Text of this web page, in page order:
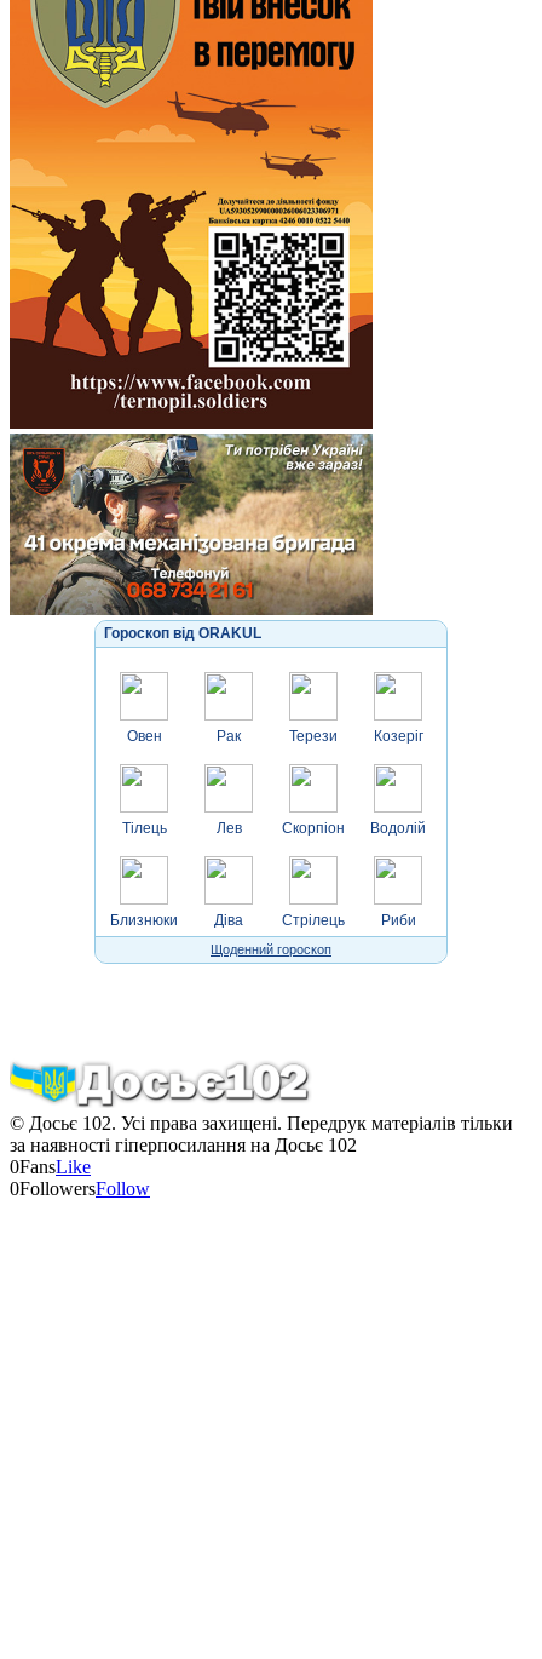
Гороскоп від ORAKUL
Овен
Тілець
Близнюки
Рак
Лев
Діва
Терези
Скорпіон
Стрілець
Козеріг
Водолій
Риби
Щоденний гороскоп
© Досьє 102. Усі права захищені. Передрук матеріалів тільки
за наявності гіперпосилання на Досьє 102
0FansLike
0FollowersFollow